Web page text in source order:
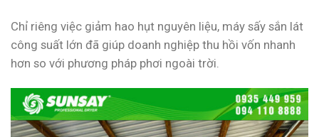
Chỉ riêng việc giảm hao hụt nguyên liệu, máy sấy sắn lát
công suất lớn đã giúp doanh nghiệp thu hồi vốn nhanh
hơn so với phương pháp phơi ngoài trời.